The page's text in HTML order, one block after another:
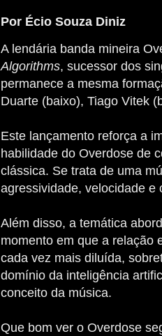
Por Écio Souza Diniz
A lendária banda mineira
Algorithms, sucessor dos
permanece a mesma
Duarte (baixo), Tiago Vitek
Este lançamento reforça a
habilidade do Overdose de
clássica. Se trata de uma
agressividade, velocidade e
Além disso, a temática
momento em que a relação
cada vez mais diluída,
domínio da inteligência
conceito da música.
Que bom ver o Overdose